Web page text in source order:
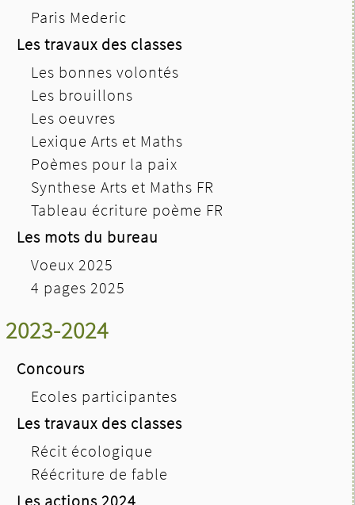
Paris Mederic
Les travaux des classes
Les bonnes volontés
Les brouillons
Les oeuvres
Lexique Arts et Maths
Poèmes pour la paix
Synthese Arts et Maths FR
Tableau écriture poème FR
Les mots du bureau
Voeux 2025
4 pages 2025
2023-2024
Concours
Ecoles participantes
Les travaux des classes
Récit écologique
Réécriture de fable
Les actions 2024